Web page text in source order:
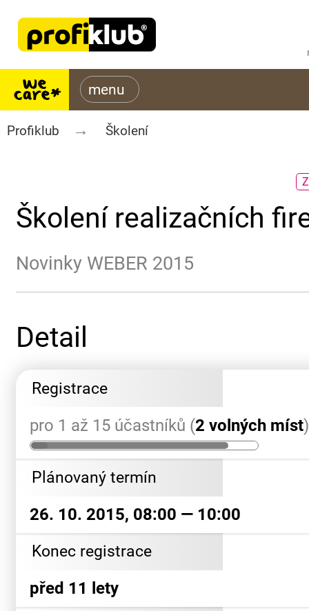
Profiklub Školení
Školení realizačních
Novinky WEBER 2015
Detail
Registrace
pro 1 až 15 účastníků (2 volných míst)
Plánovaný termín
26. 10. 2015, 08:00 — 10:00
Konec registrace
před 11 lety